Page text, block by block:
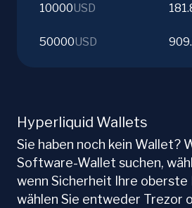
10000USD
50000USD
Hyperliquid Wallets
Sie haben noch kein Wallet?
Software-Wallet suchen,
wenn Sicherheit Ihre
wählen Sie entweder Trezor